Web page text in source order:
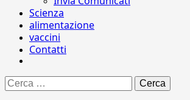
Scienza
alimentazione
vaccini
Contatti
Ricerca
per: